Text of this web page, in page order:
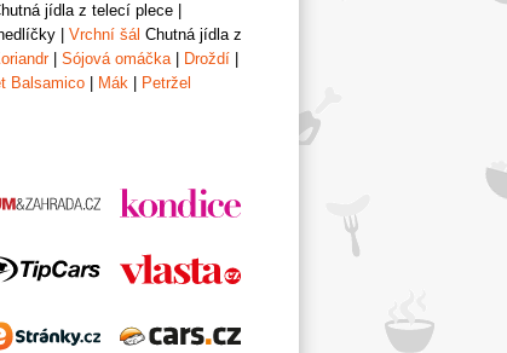
jídla z telecí plece
Vrchní šál Chutná jídla z
| Sójová omáčka| Droždí
Balsamico Mák
Petržel